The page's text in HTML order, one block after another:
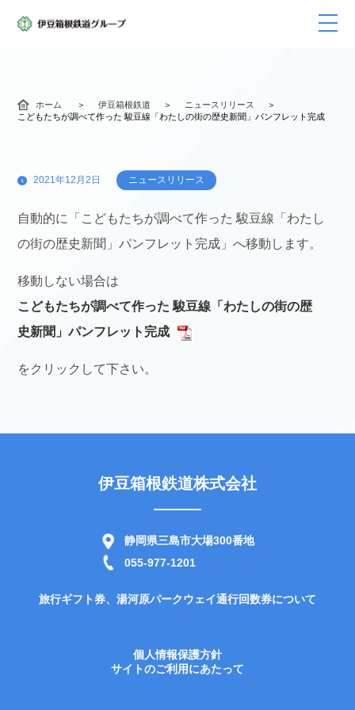
ホーム 伊豆箱根鉄道
ニュースリリース
こどもたちが調べて作った 駿豆線「わたしの街の歴史新聞」パンフレット完成
2021年12月2日 ニュースリリース
自動的に「こどもたちが調べて作った 駿豆線「わたし
の街の歴史新聞」パンフレット完成」へ移動します。
移動しない場合は
こどもたちが調べて作った 駿豆線「わたしの街の歴
史新聞」パンフレット完成
をクリックして下さい。
伊豆箱根鉄道株式会社
静岡県三島市大場300番地
055-977-1201
旅行ギフト券、湯河原パークウェイ通行回数券について
個人情報保護方針
サイトのご利用にあたって